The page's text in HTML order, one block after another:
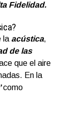
Fidelidad.
la acústica,
de las
que el aire
En la
como